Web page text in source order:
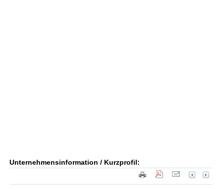
Unternehmensinformation / Kurzprofil: